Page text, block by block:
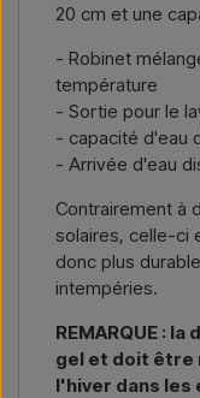
20 cm et une
- Robinet
température
- Sortie pour le
- capacité d'eau
- Arrivée d'eau
Contrairement à
solaires, celle-ci
donc plus
intempéries.
REMARQUE :
gel et doit être
l'hiver dans les